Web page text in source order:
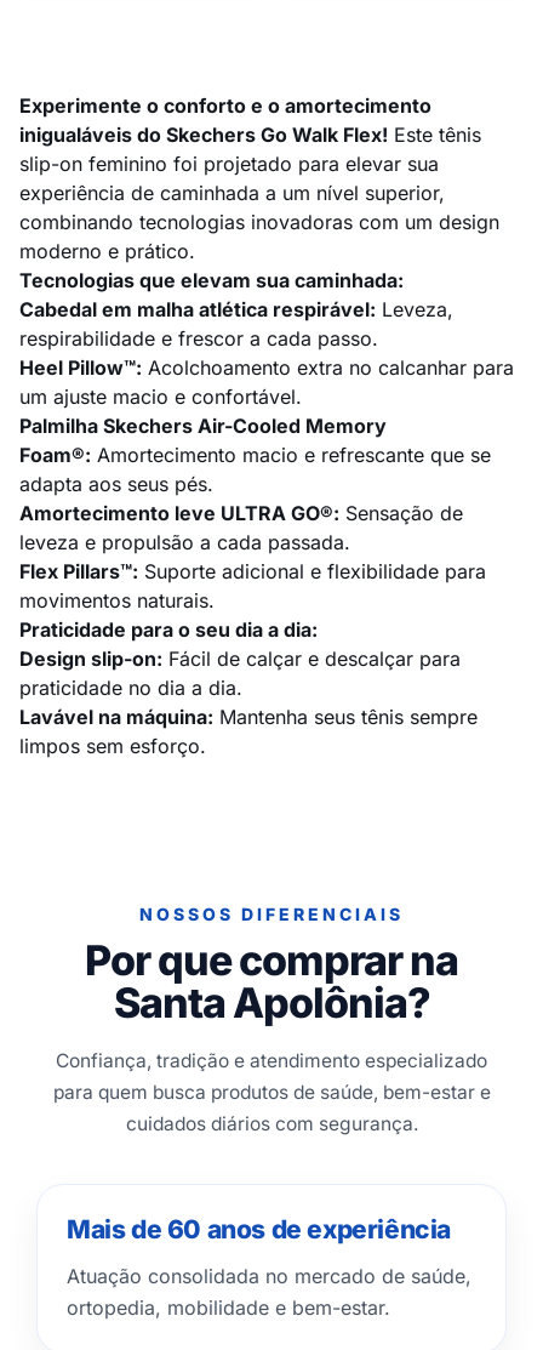
Experimente o conforto e o amortecimento
inigualáveis do Skechers Go Walk Flex! Este tênis
slip-on feminino foi projetado para elevar sua
experiência de caminhada a um nível superior,
combinando tecnologias inovadoras com um design
moderno e prático.
Tecnologias que elevam sua caminhada:
Cabedal em malha atlética respirável: Leveza,
respirabilidade e frescor a cada passo.
Heel Pillow™: Acolchoamento extra no calcanhar para
um ajuste macio e confortável.
Palmilha Skechers Air-Cooled Memory
Foam®: Amortecimento macio e refrescante que se
adapta aos seus pés.
Amortecimento leve ULTRA GO®: Sensação de
leveza e propulsão a cada passada.
Flex Pillars™: Suporte adicional e flexibilidade para
movimentos naturais.
Praticidade para o seu dia a dia:
Design slip-on: Fácil de calçar e descalçar para
praticidade no dia a dia.
Lavável na máquina: Mantenha seus tênis sempre
limpos sem esforço.
NOSSOS DIFERENCIAIS
Por que comprar na
Santa Apolônia?
Confiança, tradição e atendimento especializado
para quem busca produtos de saúde, bem-estar e
cuidados diários com segurança.
Mais de 60 anos de experiência
Atuação consolidada no mercado de saúde,
ortopedia, mobilidade e bem-estar.